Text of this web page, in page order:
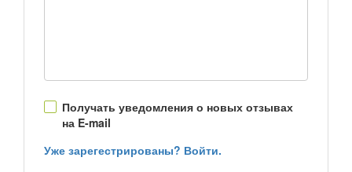
Получать уведомления о новых отзывах
на E-mail
Уже зарегестрированы? Войти.